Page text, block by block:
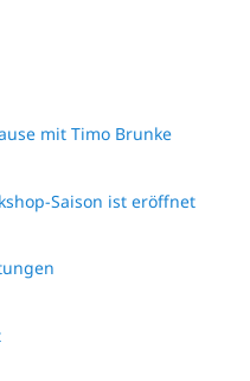
mit Timo Brunke
Saison ist eröffnet